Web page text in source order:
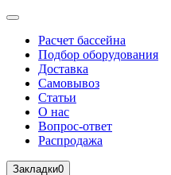
Расчет бассейна
Подбор оборудования
Доставка
Самовывоз
Статьи
О нас
Вопрос-ответ
Распродажа
Закладки0